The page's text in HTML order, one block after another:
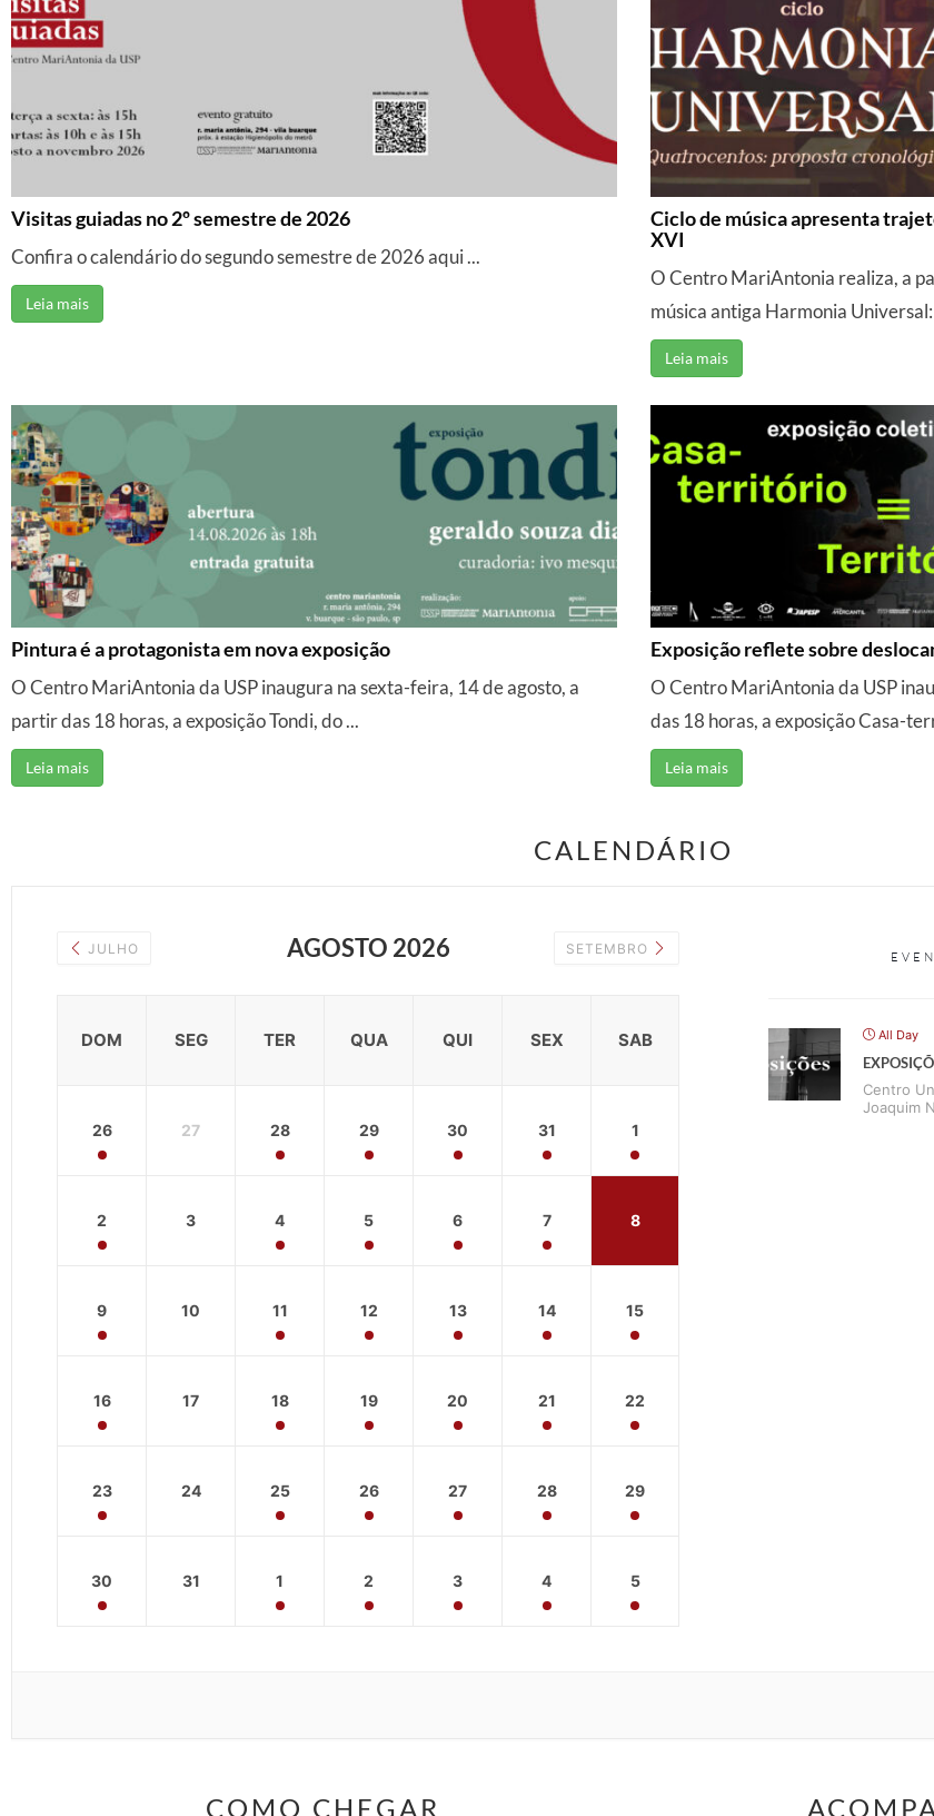
Visitas guiadas no 2º semestre de 2026
Confira o calendário do segundo semestre de 2026 aqui ...
Leia mais
Ciclo de música apresenta
XVI
O Centro MariAntonia realiza, a
música antiga Harmonia
Leia mais
Pintura é a protagonista em nova exposição
O Centro MariAntonia da USP inaugura na sexta-feira, 14 de agosto, a
partir das 18 horas, a exposição Tondi, do ...
Leia mais
Exposição reflete sobre
O Centro MariAntonia da USP
das 18 horas, a exposição Casa-
Leia mais
CALENDÁRIO
JULHO AGOSTO 2026 SETEMBRO
DOM SEG TER QUA QUI SEX SAB
26 27 28 29 30 31 1
2 3 4 5 6 7 8
9 10 11 12 13 14 15
16 17 18 19 20 21 22
23 24 25 26 27 28 29
30 31 1 2 3 4 5
All Day
Centro
Joaquim
COMO CHEGAR